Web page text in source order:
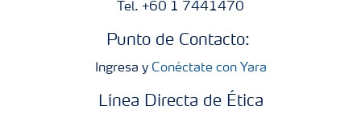
Tel. +60 1 7441470
Punto de Contacto:
Ingresa y Conéctate con Yara
Línea Directa de Ética